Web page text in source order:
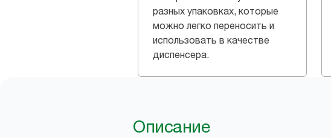
разных упаковках, которые
можно легко переносить и
использовать в качестве
диспенсера.
Описание